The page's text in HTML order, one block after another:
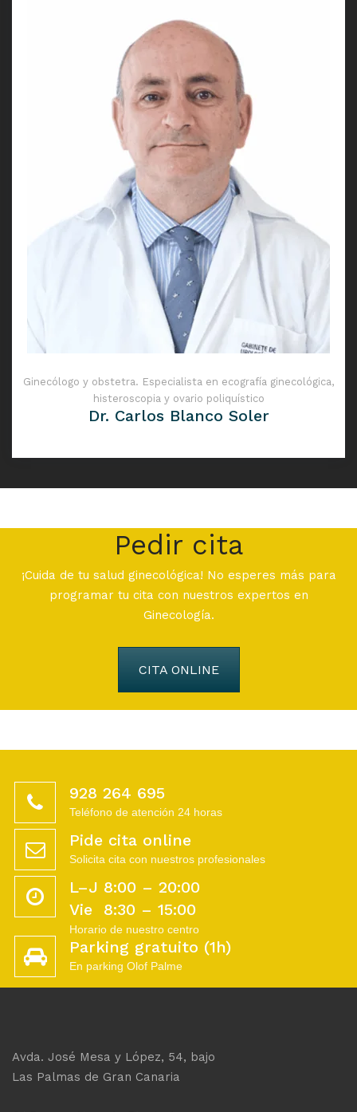
Ginecólogo y obstetra. Especialista en ecografía ginecológica,
histeroscopia y ovario poliquístico
Dr. Carlos Blanco Soler
Pedir cita
¡Cuida de tu salud ginecológica! No esperes más para
programar tu cita con nuestros expertos en
Ginecología.
CITA ONLINE
928 264 695
Teléfono de atención 24 horas
Pide cita online
Solicita cita con nuestros profesionales
L–J 8:00 – 20:00
Vie 8:30 – 15:00
Horario de nuestro centro
Parking gratuito (1h)
En parking Olof Palme
Avda. José Mesa y López, 54, bajo
Las Palmas de Gran Canaria